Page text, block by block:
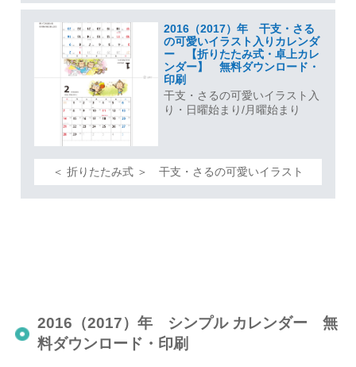
2016（2017）年 干支・さる
の可愛いイラスト入りカレンダ
ー 【折りたたみ式・卓上カレ
ンダー】 無料ダウンロード・
印刷
干支・さるの可愛いイラスト入
り・日曜始まり/月曜始まり
＜ 折りたたみ式 ＞ 干支・さるの可愛いイラスト
2016（2017）年 シンプル カレンダー 無
料ダウンロード・印刷